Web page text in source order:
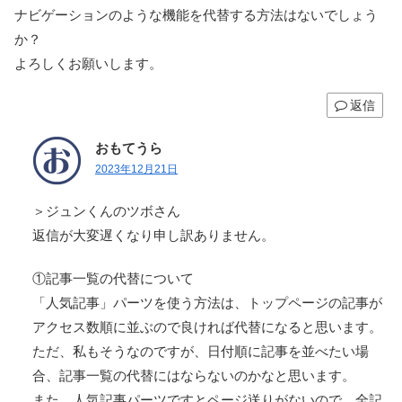
ナビゲーションのような機能を代替する方法はないでしょう
か？
よろしくお願いします。
返信
おもてうら
2023年12月21日
＞ジュンくんのツボさん
返信が大変遅くなり申し訳ありません。
①記事一覧の代替について
「人気記事」パーツを使う方法は、トップページの記事が
アクセス数順に並ぶので良ければ代替になると思います。
ただ、私もそうなのですが、日付順に記事を並べたい場
合、記事一覧の代替にはならないのかなと思います。